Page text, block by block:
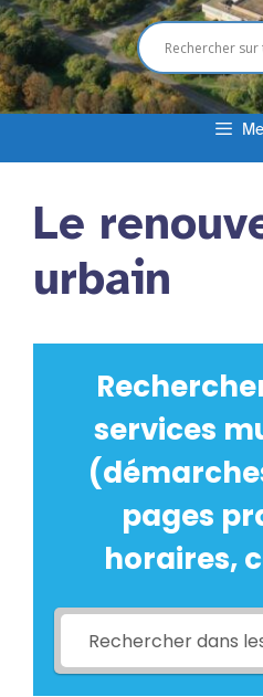
Le
urbain
services
pages
horaires,